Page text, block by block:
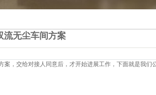
流无尘车间方案
，交给对接人同意后，才开始进展工作，下面就是我们